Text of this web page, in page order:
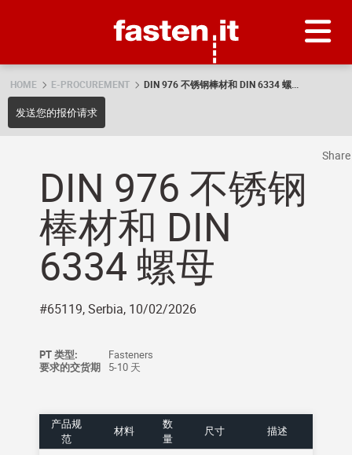
HOME E-PROCUREMENT DIN 976 不锈钢棒材和 DIN 6334 螺...
发送您的报价请求
DIN 976 不锈钢
棒材和 DIN
6334 螺母
#65119, Serbia, 10/02/2026
PT 类型:
Fasteners
要求的交货期
5-10 天
产品规
范
材料
数
量
尺寸 描述
Share